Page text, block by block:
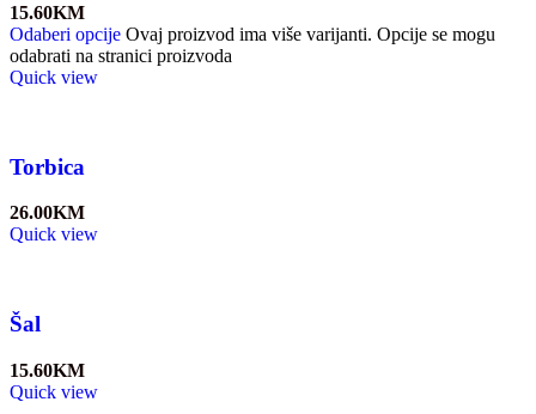
15.60KM
Odaberi opcije Ovaj proizvod ima više varijanti. Opcije se mogu
odabrati na stranici proizvoda
Quick view
Torbica
26.00KM
Quick view
Šal
15.60KM
Quick view